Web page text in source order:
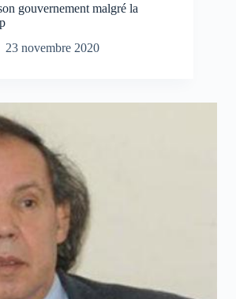
gouvernement malgré la
23 novembre 2020